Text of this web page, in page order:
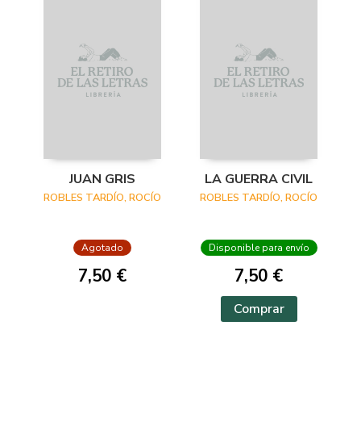
JUAN GRIS
ROBLES TARDÍO, ROCÍO
Agotado
7,50 €
LA GUERRA CIVIL
ROBLES TARDÍO, ROCÍO
Disponible para envío
7,50 €
Comprar